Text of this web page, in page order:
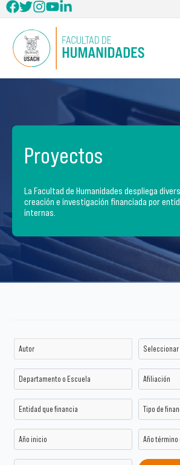
al
contenido
Proyectos
La Facultad de Humanidades despliega
creación e investigación financiada por
internas.